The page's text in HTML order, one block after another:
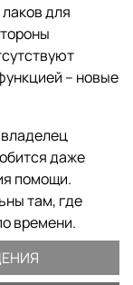
для
– новые
даже
помощи.
там, где
времени.